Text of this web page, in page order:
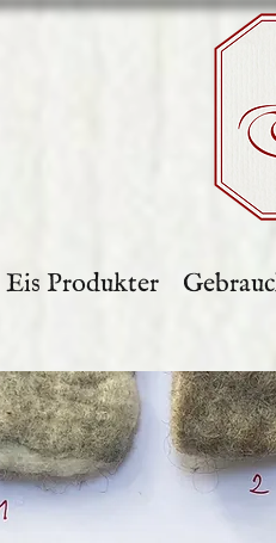
Eis Produkter